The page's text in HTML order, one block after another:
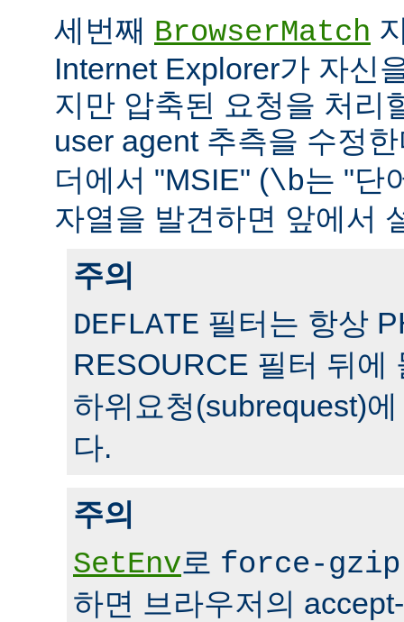
세번째 BrowserMatch
Internet Explorer가 자신
지만 압축된 요청을 처리
user agent 추측을 수정
더에서 "MSIE" (\b는 "단
자열을 발견하면 앞에서
주의
DEFLATE 필터는 항상
RESOURCE 필터 뒤에
하위요청(subrequest)
다.
주의
SetEnv로 force-gzip
하면 브라우저의